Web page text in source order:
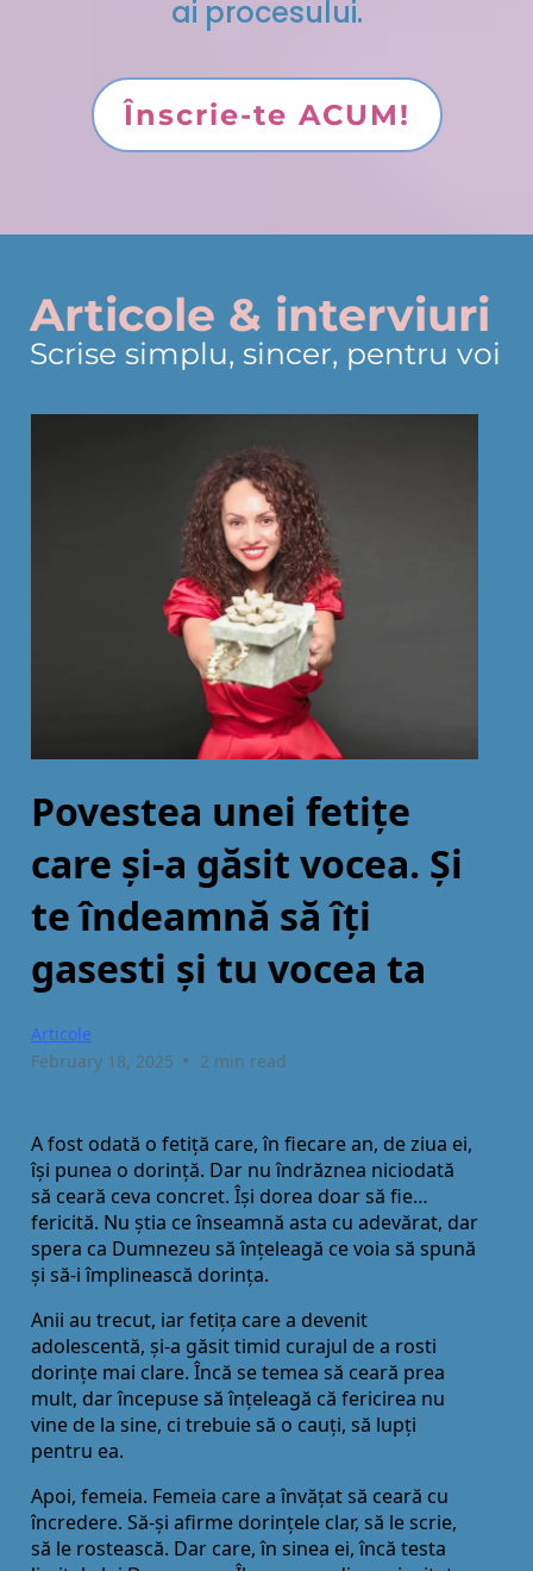
ai procesului.
Înscrie-te ACUM!
Articole & interviuri
Scrise simplu, sincer, pentru voi
Povestea unei fetițe
care și-a găsit vocea. Și
te îndeamnă să îți
gasesti și tu vocea ta
Articole
February 18, 2025 • 2 min read
A fost odată o fetiță care, în fiecare an, de ziua ei,
își punea o dorință. Dar nu îndrăznea niciodată
să ceară ceva concret. Își dorea doar să fie…
fericită. Nu știa ce înseamnă asta cu adevărat, dar
spera ca Dumnezeu să înțeleagă ce voia să spună
și să-i împlinească dorința.
Anii au trecut, iar fetița care a devenit
adolescentă, și-a găsit timid curajul de a rosti
dorințe mai clare. Încă se temea să ceară prea
mult, dar începuse să înțeleagă că fericirea nu
vine de la sine, ci trebuie să o cauți, să lupți
pentru ea.
Apoi, femeia. Femeia care a învățat să ceară cu
încredere. Să-și afirme dorințele clar, să le scrie,
să le rostească. Dar care, în sinea ei, încă testa